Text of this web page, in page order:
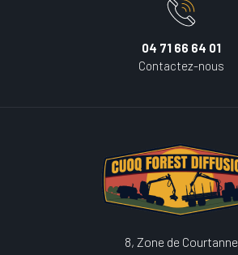
04 71 66 64 01
Contactez-nous
8, Zone de Courtanne